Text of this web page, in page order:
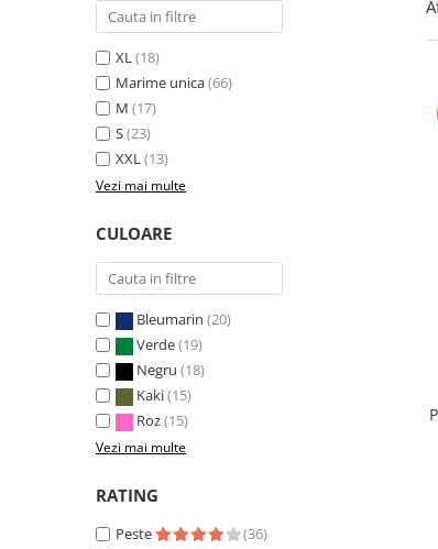
XL(18)
Marime unica(66)
M (17)
S(23)
XXL(13)
Vezi mai multe
CULOARE
Bleumarin (20)
Verde(19)
Negru (18)
Kaki(15)
Roz(15)
Vezi mai multe
RATING
Peste
(36)